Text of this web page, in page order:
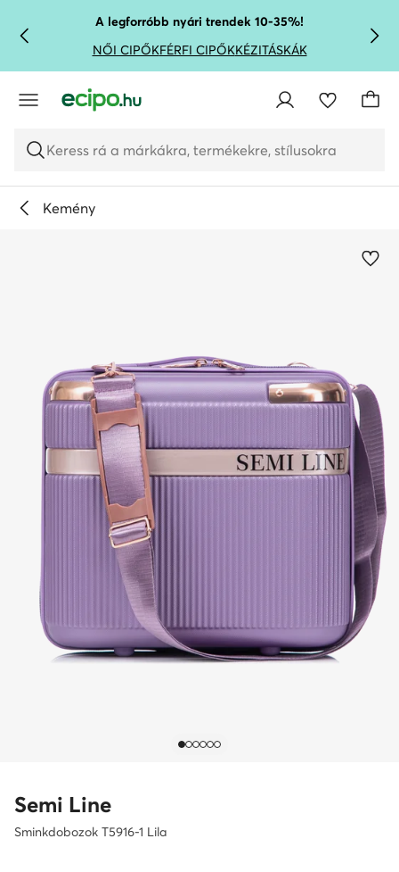
UGRÁS A FŐ TARTALOMRA
UGRÁS A KERESÉSHEZA legforróbb nyári trendek 10-35%!
NŐI CIPŐKFÉRFI CIPŐKKÉZITÁSKÁK
Keress rá a márkákra, termékekre, stílusokra
Kemény
Semi Line
Sminkdobozok T5916-1 Lila